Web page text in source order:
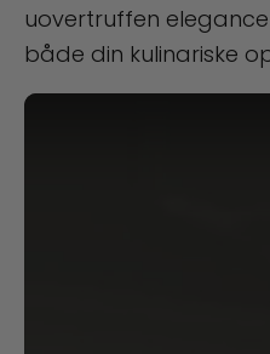
uovertruffen
både din kulinariske